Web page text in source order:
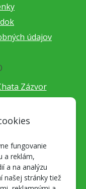
fungovanie
a reklám,
a na analýzu
našej stránky tiež
údajov
Zázvor
necestou